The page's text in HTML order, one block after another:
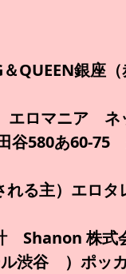
銀座（
ロマニア ネ
580あ60-
る主）エロ
Shanon 株
ル渋谷 ）ポ